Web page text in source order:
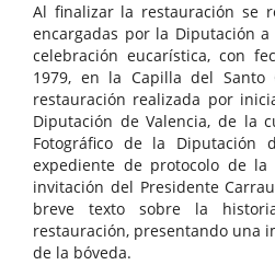
Al finalizar la restauración se
encargadas por la Diputación
celebración eucarística, con
1979, en la Capilla del
restauración realizada por
Diputación de Valencia, de la
Fotográfico de la Diputación
expediente de protocolo de
invitación del Presidente
breve texto sobre la
restauración, presentando una
de la bóveda.